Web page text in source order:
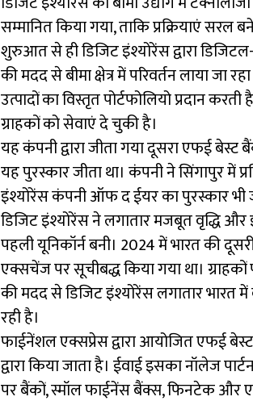
सम्मानित किया गया, ताकि प्रक्रियाएं
शुरुआत से ही डिजिट इंश्योरेंस द्वारा
की मदद से बीमा क्षेत्र में परिवर्तन लाया जा
उत्पादों का विस्तृत पोर्टफोलियो प्रदान
ग्राहकों को सेवाएं दे चुकी है।
यह कंपनी द्वारा जीता गया दूसरा एफई
यह पुरस्कार जीता था। कंपनी ने सिंगापुर में
इंश्योरेंस कंपनी ऑफ द ईयर का पुरस्कार भी
डिजिट इंश्योरेंस ने लगातार मजबूत वृद्धि और
पहली यूनिकॉर्न बनी। 2024 में भारत की
एक्सचेंज पर सूचीबद्ध किया गया था।
की मदद से डिजिट इंश्योरेंस लगातार भारत
रही है।
फाईनेंशल एक्सप्रेस द्वारा आयोजित एफई
द्वारा किया जाता है। ईवाई इसका नॉलेज
पर बैंकों, स्मॉल फाईनेंस बैंक्स, फिनटेक और